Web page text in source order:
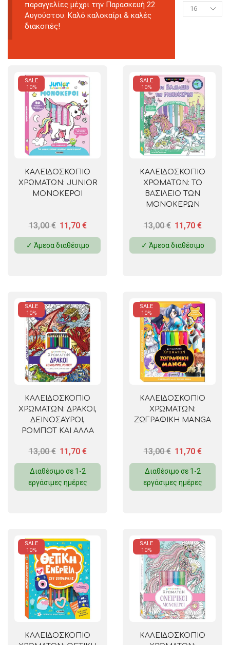
παραγγελίες μέχρι την Παρασκευή 22
Αυγούστου. Καλό καλοκαίρι & καλές
διακοπές!
SALE
10%
ΚΑΛΕΙΔΟΣΚΟΠΙΟ
ΧΡΩΜΑΤΩΝ: JUNIOR
ΜΟΝΟΚΕΡΟΙ
13,00€ 11,70 €
✓ Άμεσα διαθέσιμο
SALE
10%
ΚΑΛΕΙΔΟΣΚΟΠΙΟ
ΧΡΩΜΑΤΩΝ: ΤΟ
ΒΑΣΙΛΕΙΟ ΤΩΝ
ΜΟΝΟΚΕΡΩΝ
13,00€ 11,70 €
✓ Άμεσα διαθέσιμο
SALE
10%
ΚΑΛΕΙΔΟΣΚΟΠΙΟ
ΧΡΩΜΑΤΩΝ: ΔΡΑΚΟΙ,
ΔΕΙΝΟΣΑΥΡΟΙ,
ΡΟΜΠΟΤ ΚΑΙ ΑΛΛΑ
ΠΛΑΣΜΑΤΑ
13,00€ 11,70 €
Διαθέσιμο σε 1-2
εργάσιμες ημέρες
SALE
10%
ΚΑΛΕΙΔΟΣΚΟΠΙΟ
ΧΡΩΜΑΤΩΝ:
ΖΩΓΡΑΦΙΚΗ MANGA
13,00€ 11,70 €
Διαθέσιμο σε 1-2
εργάσιμες ημέρες
SALE
10%
ΚΑΛΕΙΔΟΣΚΟΠΙΟ
SALE
10%
ΚΑΛΕΙΔΟΣΚΟΠΙΟ